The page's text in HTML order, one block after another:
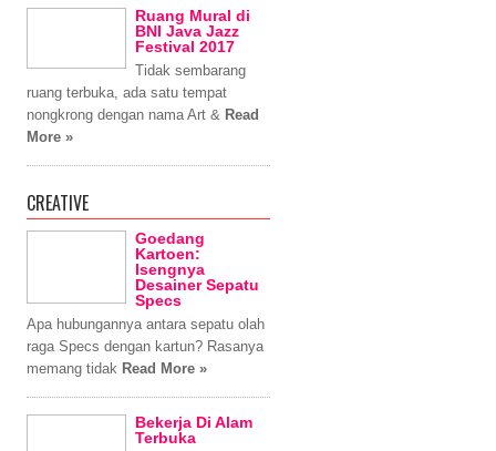
Ruang Mural di
BNI Java Jazz
Festival 2017
Tidak sembarang
ruang terbuka, ada satu tempat
nongkrong dengan nama Art & Read
More »
CREATIVE
Goedang
Kartoen:
Isengnya
Desainer Sepatu
Specs
Apa hubungannya antara sepatu olah
raga Specs dengan kartun? Rasanya
memang tidak Read More »
Bekerja Di Alam
Terbuka